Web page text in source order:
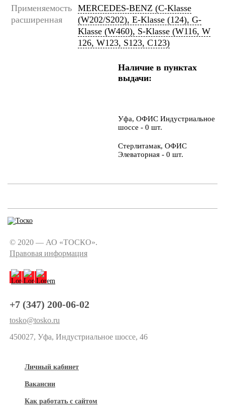
Применяемость
расширенная
MERCEDES-BENZ (C-Klasse
(W202/S202), E-Klasse (124), G-
Klasse (W460), S-Klasse (W116, W
126, W123, S123, C123)
Наличие в пунктах
выдачи:
Уфа, ОФИС Индустриальное
шоссе - 0 шт.
Стерлитамак, ОФИС
Элеваторная - 0 шт.
© 2020 — АО «ТОСКО».
Правовая информация
+7 (347) 200-06-02
tosko@tosko.ru
450027, Уфа, Индустриальное шоссе, 46
Личный кабинет
Вакансии
Как работать с сайтом